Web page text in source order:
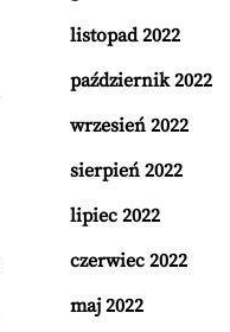
listopad 2022
październik 2022
wrzesień 2022
sierpień 2022
lipiec 2022
czerwiec 2022
maj 2022